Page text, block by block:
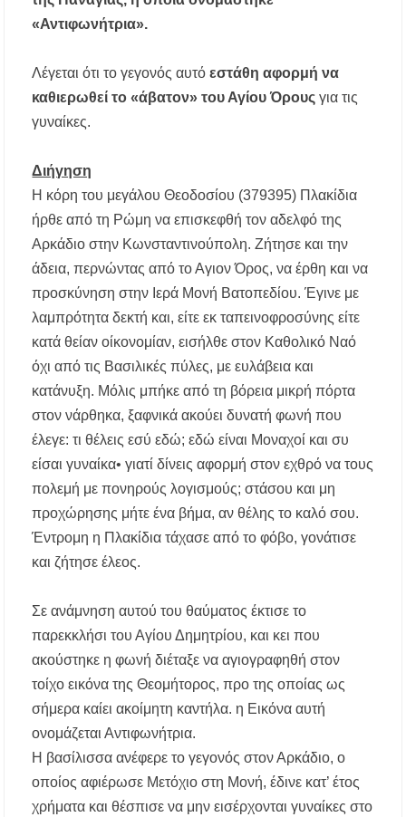
δασικές περιοχές την Κυριακή 9 Αυγούστου
λόγω υψηλού κινδύνου πυρκαγιάς
Η Ελένη Τσαλιγοπούλου στη Σιθωνία –
Συναυλία στο Γυμνάσιο Νέου Μαρμαρά
Συναγερμός στον Στανό Χαλκιδικής: Απόπειρα
Δράση περισυλλογής αδέσποτων ζώων στα
Πυργαδίκια Χαλκιδικής στις 12 Αυγούστου
Λαϊκές μελωδίες στην πλατεία του Πολυγύρου
με την ορχήστρα «Το Λαϊκόν»
Υποχρεωτικά μέσω τράπεζας τα ενοίκια από
την 1η Οκτωβρίου 2026 – Τι αλλάζει για
ιδιοκτήτες και ενοικιαστές
«Αντιφωνήτρια».
Λέγεται ότι το γεγονός αυτό εστάθη αφορμή να
καθιερωθεί το «άβατον» του Αγίου Όρουςγια τις
γυναίκες.
Διήγηση
Η κόρη του μεγάλου Θεοδοσίου (379395) Πλακίδια
ήρθε από τη Ρώμη να επισκεφθή τον αδελφό της
Αρκάδιο στην Κωνσταντινούπολη. Ζήτησε και την
άδεια, περνώντας από το Αγιον Όρος, να έρθη και να
προσκύνηση στην Ιερά Μονή Βατοπεδίου. Έγινε με
λαμπρότητα δεκτή και, είτε εκ ταπεινοφροσύνης είτε
κατά θείαν οίκονομίαν, εισήλθε στον Καθολικό Ναό
όχι από τις Βασιλικές πύλες, με ευλάβεια και
κατάνυξη. Μόλις μπήκε από τη βόρεια μικρή πόρτα
στον νάρθηκα, ξαφνικά ακούει δυνατή φωνή που
έλεγε: τι θέλεις εσύ εδώ; εδώ είναι Μοναχοί και συ
είσαι γυναίκα• γιατί δίνεις αφορμή στον εχθρό να τους
πολεμή με πονηρούς λογισμούς; στάσου και μη
προχώρησης μήτε ένα βήμα, αν θέλης το καλό σου.
Έντρομη η Πλακίδια τάχασε από το φόβο, γονάτισε
και ζήτησε έλεος.
Σε ανάμνηση αυτού του θαύματος έκτισε το
παρεκκλήσι του Αγίου Δημητρίου, και κει που
ακούστηκε η φωνή διέταξε να αγιογραφηθή στον
τοίχο εικόνα της Θεομήτορος, προ της οποίας ως
σήμερα καίει ακοίμητη καντήλα. η Εικόνα αυτή
ονομάζεται Αντιφωνήτρια.
Η βασίλισσα ανέφερε το γεγονός στον Αρκάδιο, ο
οποίος αφιέρωσε Μετόχιο στη Μονή, έδινε κατ’ έτος
χρήματα και θέσπισε να μην εισέρχονται γυναίκες στο